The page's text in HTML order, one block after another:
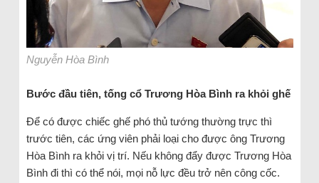
Nguyễn Hòa Bình
Bước đầu tiên, tống cổ Trương Hòa Bình ra khỏi ghế
Để có được chiếc ghế phó thủ tướng thường trực thì
trước tiên, các ứng viên phải loại cho được ông Trương
Hòa Bình ra khỏi vị trí. Nếu không đẩy được Trương Hòa
Bình đi thì có thể nói, mọi nỗ lực đều trở nên công cốc.